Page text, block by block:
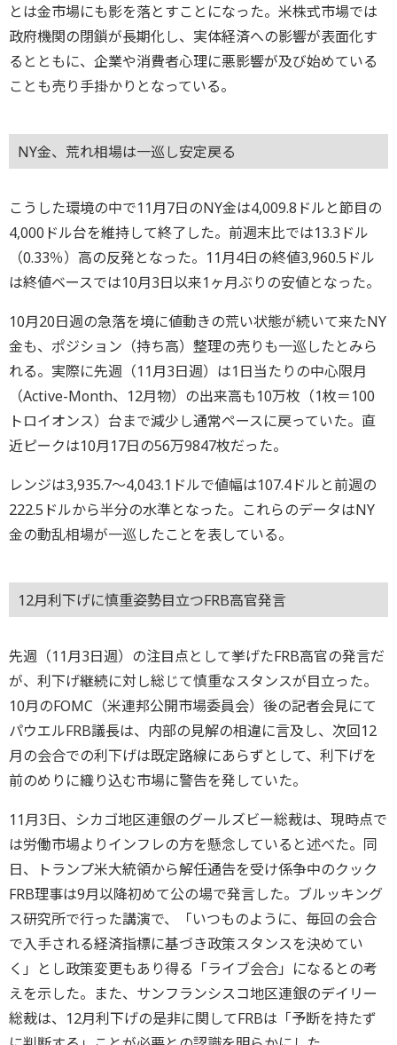
とは金市場にも影を落とすことになった。米株式市場では
政府機関の閉鎖が長期化し、実体経済への影響が表面化す
るとともに、企業や消費者心理に悪影響が及び始めている
ことも売り手掛かりとなっている。
NY金、荒れ相場は一巡し安定戻る
こうした環境の中で11月7日のNY金は4,009.8ドルと節目の
4,000ドル台を維持して終了した。前週末比では13.3ドル
（0.33％）高の反発となった。11月4日の終値3,960.5ドル
は終値ベースでは10月3日以来1ヶ月ぶりの安値となった。
10月20日週の急落を境に値動きの荒い状態が続いて来たNY
金も、ポジション（持ち高）整理の売りも一巡したとみら
れる。実際に先週（11月3日週）は1日当たりの中心限月
（Active-Month、12月物）の出来高も10万枚（1枚＝100
トロイオンス）台まで減少し通常ペースに戻っていた。直
近ピークは10月17日の56万9847枚だった。
レンジは3,935.7～4,043.1ドルで値幅は107.4ドルと前週の
222.5ドルから半分の水準となった。これらのデータはNY
金の動乱相場が一巡したことを表している。
12月利下げに慎重姿勢目立つFRB高官発言
先週（11月3日週）の注目点として挙げたFRB高官の発言だ
が、利下げ継続に対し総じて慎重なスタンスが目立った。
10月のFOMC（米連邦公開市場委員会）後の記者会見にて
パウエルFRB議長は、内部の見解の相違に言及し、次回12
月の会合での利下げは既定路線にあらずとして、利下げを
前のめりに織り込む市場に警告を発していた。
11月3日、シカゴ地区連銀のグールズビー総裁は、現時点で
は労働市場よりインフレの方を懸念していると述べた。同
日、トランプ米大統領から解任通告を受け係争中のクック
FRB理事は9月以降初めて公の場で発言した。ブルッキング
ス研究所で行った講演で、「いつものように、毎回の会合
で入手される経済指標に基づき政策スタンスを決めてい
く」とし政策変更もあり得る「ライブ会合」になるとの考
えを示した。また、サンフランシスコ地区連銀のデイリー
総裁は、12月利下げの是非に関してFRBは「予断を持たず